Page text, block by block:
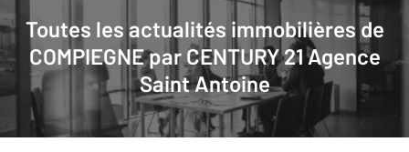
Toutes les actualités immobilières de
COMPIEGNE parCENTURY 21 Agence
Saint Antoine
Actualités immobilières à COMPIEGNE
1